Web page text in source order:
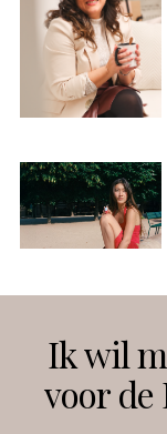
Instagram
Ik wil
voor